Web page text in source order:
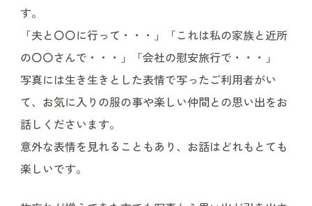
す。
「夫と〇〇に行って・・・」「これは私の家族と近所
の〇〇さんで・・・」「会社の慰安旅行で・・・」
写真には生き生きとした表情で写ったご利用者がい
て、お気に入りの服の事や楽しい仲間との思い出をお
話しくださいます。
意外な表情を見れることもあり、お話はどれもとても
楽しいです。